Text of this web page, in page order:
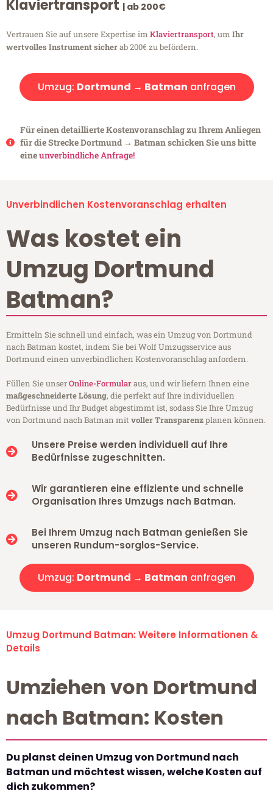
Klaviertransport | ab 200€
Vertrauen Sie auf unsere Expertise im Klaviertransport, um Ihr
wertvolles Instrument sicherab 200€ zu befördern.
Umzug: Dortmund → Batman anfragen
Für einen detaillierte Kostenvoranschlag zu Ihrem Anliegen
für die Strecke Dortmund → Batman schicken Sie uns bitte
eineunverbindliche Anfrage!
Unverbindlichen Kostenvoranschlag erhalten
Was kostet ein
Umzug Dortmund
Batman?
Ermitteln Sie schnell und einfach, was ein Umzug von Dortmund
nach Batman kostet, indem Sie bei Wolf Umzugsservice aus
Dortmund einen unverbindlichen Kostenvoranschlag anfordern.
Füllen Sie unserOnline-Formularaus, und wir liefern Ihnen eine
maßgeschneiderte Lösung, die perfekt auf Ihre individuellen
Bedürfnisse und Ihr Budget abgestimmt ist, sodass Sie Ihre Umzug
von Dortmund nach Batman mitvoller Transparenzplanen können.
Unsere Preise werden individuell auf Ihre
Bedürfnisse zugeschnitten.
Wir garantieren eine effiziente und schnelle
Organisation Ihres Umzugs nach Batman.
Bei Ihrem Umzug nach Batman genießen Sie
unseren Rundum-sorglos-Service.
Umzug: Dortmund → Batman anfragen
Umzug Dortmund Batman: Weitere Informationen &
Details
Umziehen von Dortmund
nach Batman: Kosten
Du planst deinen Umzug von Dortmund nach
Batman und möchtest wissen, welche Kosten auf
dich zukommen?